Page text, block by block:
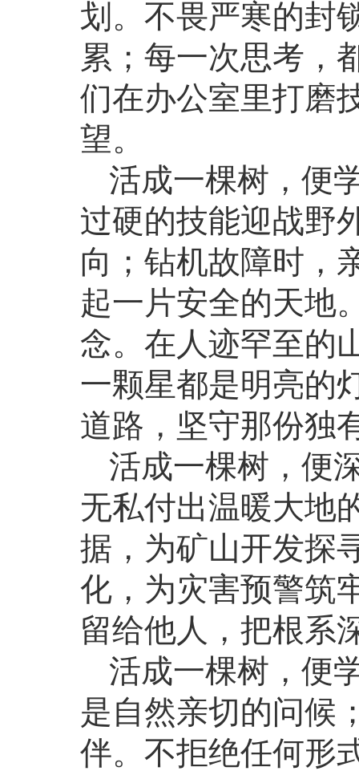
划。不畏严寒的封
累；每一次思考，
们在办公室里打磨
望。
活成一棵树，便
过硬的技能迎战野
向；钻机故障时，
起一片安全的天地
念。在人迹罕至的
一颗星都是明亮的
道路，坚守那份独
活成一棵树，便
无私付出温暖大地
据，为矿山开发探
化，为灾害预警筑
留给他人，把根系
活成一棵树，便
是自然亲切的问候
伴。不拒绝任何形